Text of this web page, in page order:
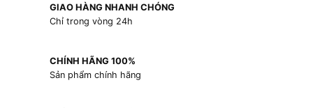
GIAO HÀNG NHANH CHÓNG
Chỉ trong vòng 24h
CHÍNH HÃNG 100%
Sản phẩm chính hãng